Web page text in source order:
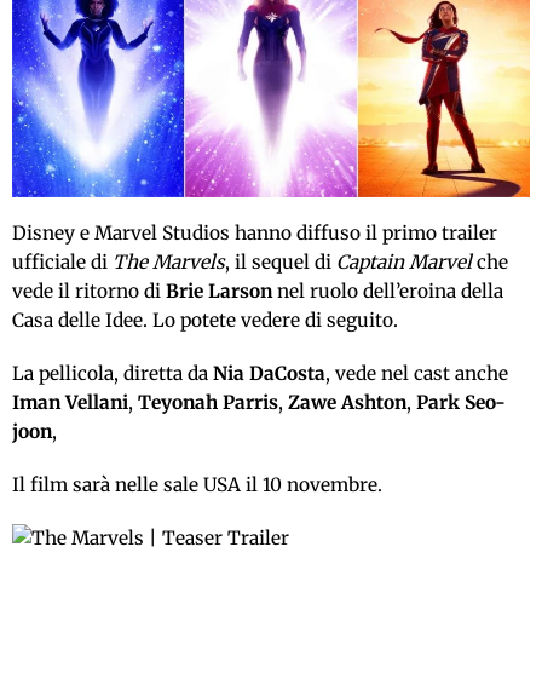
Disney e Marvel Studios hanno diffuso il primo trailer
ufficiale di The Marvels, il sequel di Captain Marvelche
vede il ritorno di Brie Larsonnel ruolo dell’eroina della
Casa delle Idee. Lo potete vedere di seguito.
La pellicola, diretta da Nia DaCosta, vede nel cast anche
Iman Vellani, Teyonah Parris, Zawe Ashton, Park Seo-
joon,
Il film sarà nelle sale USA il 10 novembre.